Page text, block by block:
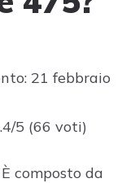
21 febbraio
5 (66 voti)
composto da